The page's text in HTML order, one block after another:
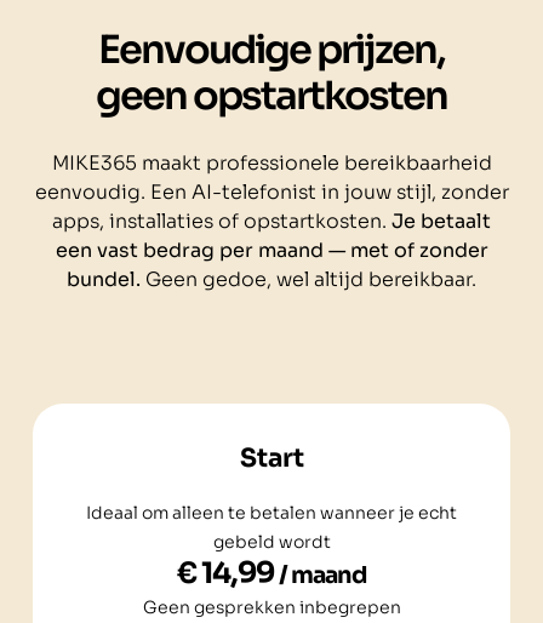
Eenvoudige prijzen,
geen opstartkosten
MIKE365 maakt professionele bereikbaarheid
eenvoudig. Een AI-telefonist in jouw stijl, zonder
apps, installaties of opstartkosten. Je betaalt
een vast bedrag per maand — met of zonder
bundel. Geen gedoe, wel altijd bereikbaar.
Start
Ideaal om alleen te betalen wanneer je echt
gebeld wordt
€ 14,99/ maand
Geen gesprekken inbegrepen